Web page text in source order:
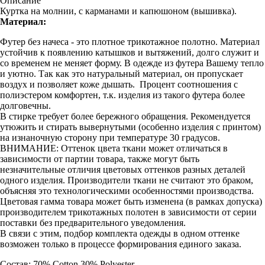
Куртка на молнии, с карманами и капюшоном (вышивка).
Материал:
Футер без начеса - это плотное трикотажное полотно. Материал
устойчив к появлению катышков и вытяжений, долго служит и
со временем не меняет форму. В одежде из футера Вашему тепло
и уютно. Так как это натуральный материал, он пропускает
воздух и позволяет коже дышать. Процент соотношения с
полиэстером комфортен, т.к. изделия из такого футера более
долговечны.
В стирке требует более бережного обращения. Рекомендуется
утюжить и стирать вывернутыми (особенно изделия с принтом)
на изнаночную сторону при температуре 30 градусов.
ВНИМАНИЕ: Оттенок цвета ткани может отличаться в
зависимости от партии товара, также могут быть
незначительные отличия цветовых оттенков разных деталей
одного изделия. Производители ткани не считают это браком,
объясняя это технологическими особенностями производства.
Цветовая гамма товара может быть изменена (в рамках допуска)
производителем трикотажных полотен в зависимости от серии
поставки без предварительного уведомления.
В связи с этим, подбор комплекта одежды в одном оттенке
возможен только в процессе формирования единого заказа.